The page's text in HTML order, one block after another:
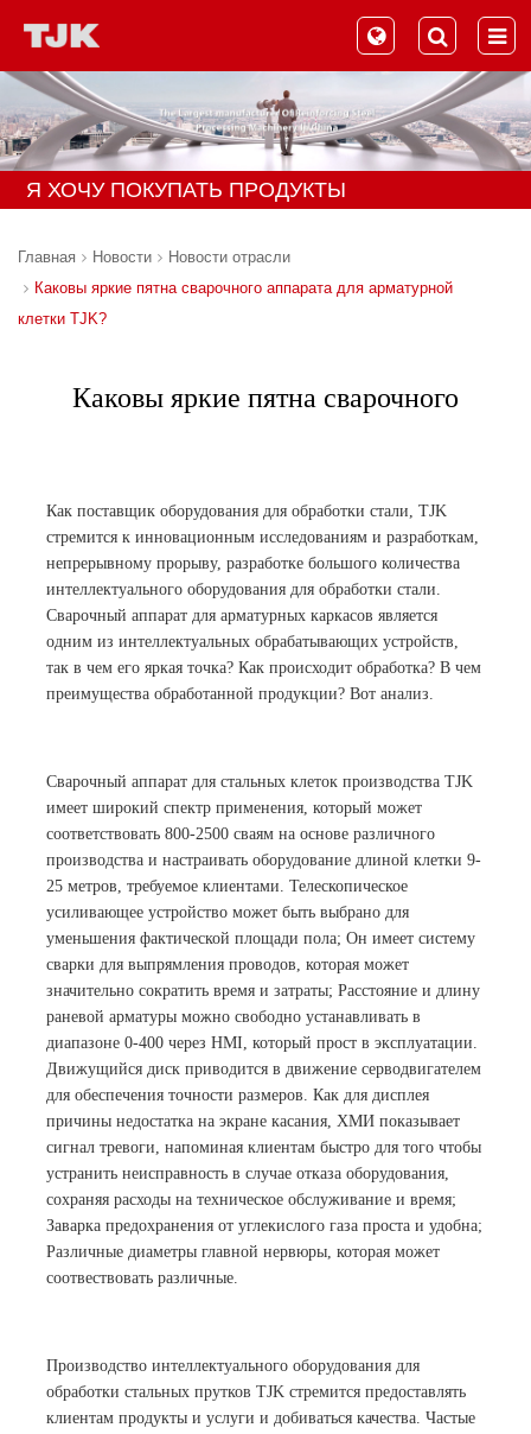
Я ХОЧУ ПОКУПАТЬ ПРОДУКТЫ
Главная Новости
Новости отрасли
Каковы яркие пятна сварочного аппарата для арматурной
клетки TJK?
Каковы яркие пятна сварочного
TJK?
Как поставщик оборудования для обработки стали, TJK
стремится к инновационным исследованиям и разработкам,
непрерывному прорыву, разработке большого количества
интеллектуального оборудования для обработки стали.
Сварочный аппарат для арматурных каркасов является
одним из интеллектуальных обрабатывающих устройств,
так в чем его яркая точка? Как происходит обработка? В чем
преимущества обработанной продукции? Вот анализ.
Сварочный аппарат для стальных клеток производства TJK
имеет широкий спектр применения, который может
соответствовать 800-2500 сваям на основе различного
производства и настраивать оборудование длиной клетки 9-
25 метров, требуемое клиентами. Телескопическое
усиливающее устройство может быть выбрано для
уменьшения фактической площади пола; Он имеет систему
сварки для выпрямления проводов, которая может
значительно сократить время и затраты; Расстояние и длину
раневой арматуры можно свободно устанавливать в
диапазоне 0-400 через HMI, который прост в эксплуатации.
Движущийся диск приводится в движение серводвигателем
для обеспечения точности размеров. Как для дисплея
причины недостатка на экране касания, ХМИ показывает
сигнал тревоги, напоминая клиентам быстро для того чтобы
устранить неисправность в случае отказа оборудования,
сохраняя расходы на техническое обслуживание и время;
Заварка предохранения от углекислого газа проста и удобна;
Различные диаметры главной нервюры, которая может
соотвествовать различные.
Производство интеллектуального оборудования для
обработки стальных прутков TJK стремится предоставлять
клиентам продукты и услуги и добиваться качества. Частые